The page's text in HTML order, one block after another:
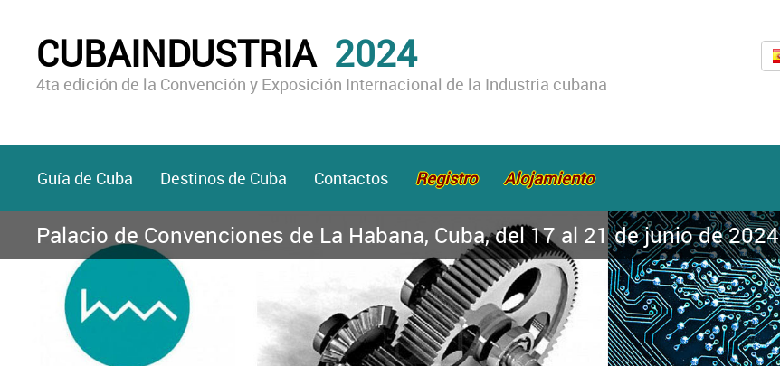
CUBAINDUSTRIA 2024
4ta edición de la Convención y Exposición Internacional de la Industria cubana
Guía de Cuba Destinos de Cuba Contactos Registro Alojamiento
Palacio de Convenciones de La Habana, Cuba, del 17 al 21 de junio de 2024